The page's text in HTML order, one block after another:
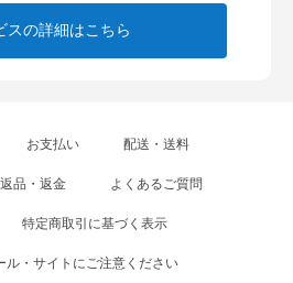
スの詳細はこちら
お支払い 配送・送料
返品・返金 よくあるご質問
特定商取引に基づく表示
ル・サイトにご注意ください